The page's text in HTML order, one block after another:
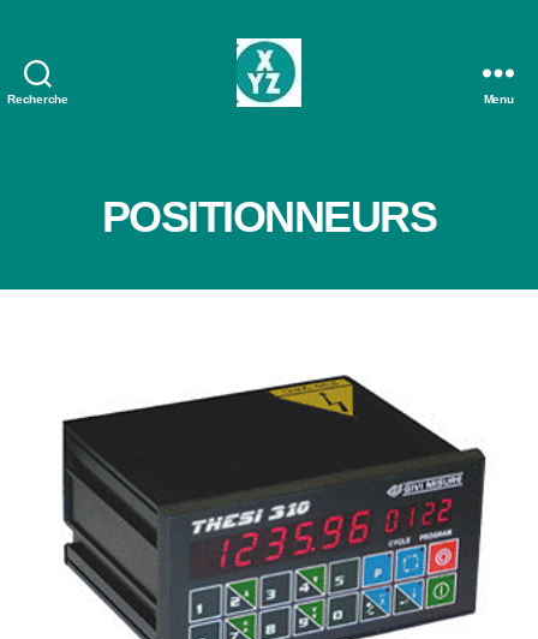
Recherche Menu
POSITIONNEURS